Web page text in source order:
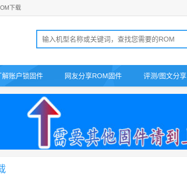
下载
解账户锁固件 网友分享ROM固件 评测/图文分享